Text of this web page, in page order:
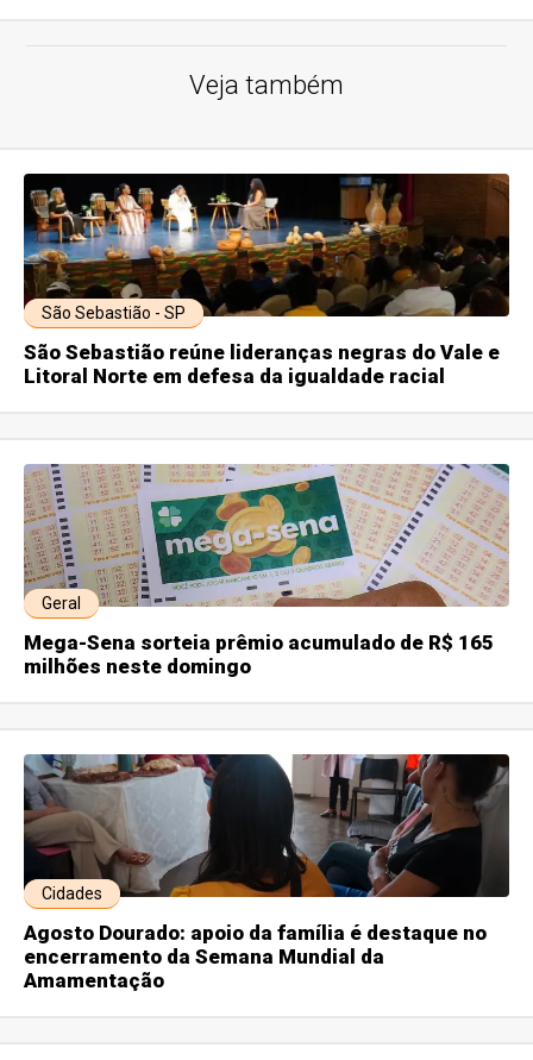
Veja também
São Sebastião - SP
São Sebastião reúne lideranças negras do Vale e
Litoral Norte em defesa da igualdade racial
Geral
Mega-Sena sorteia prêmio acumulado de R$ 165
milhões neste domingo
Cidades
Agosto Dourado: apoio da família é destaque no
encerramento da Semana Mundial da
Amamentação